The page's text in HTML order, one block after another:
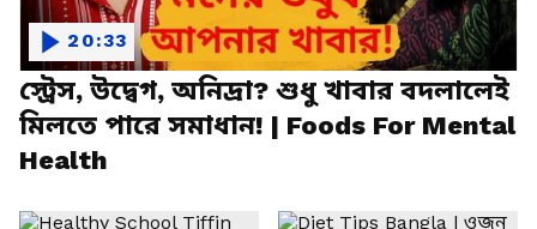
স্ট্রেস, উদ্বেগ, অনিদ্রা? শুধু খাবার বদলালেই
মিলতে পারে সমাধান! | Foods For Mental
Health
20:33